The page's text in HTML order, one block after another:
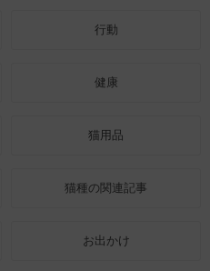
行動
健康
猫用品
猫種の関連記事
お出かけ